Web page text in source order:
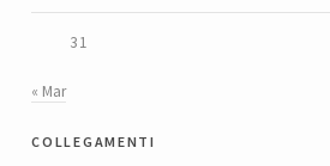
31
« Mar
collegamenti